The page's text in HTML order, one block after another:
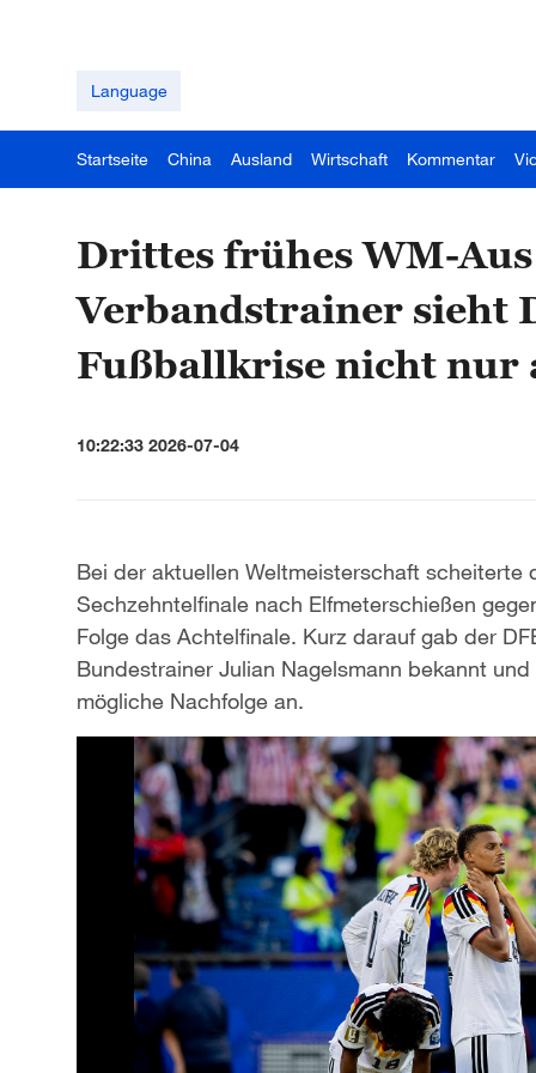
Language
Startseite China Ausland Wirtschaft Kommentar
Drittes frühes WM-
Verbandstrainer sieht
Fußballkrise nicht nur
10:22:33 2026-07-04
Bei der aktuellen Weltmeisterschaft
Sechzehntelfinale nach Elfmeterschießen
Folge das Achtelfinale. Kurz darauf gab der
Bundestrainer Julian Nagelsmann bekannt
mögliche Nachfolge an.